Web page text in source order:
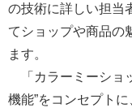
の技術に詳しい担当
てショップや商品の
ます。
「カラーミーショ
機能”をコンセプト